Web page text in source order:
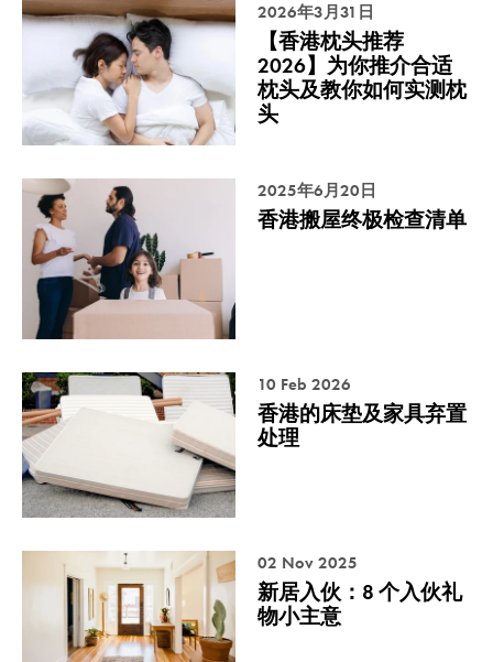
2026年3月31日
【香港枕头推荐
2026】为你推介合适
枕头及教你如何实测枕
头
2025年6月20日
香港搬屋终极检查清单
10 Feb 2026
香港的床垫及家具弃置
处理
02 Nov 2025
新居入伙：8 个入伙礼
物小主意